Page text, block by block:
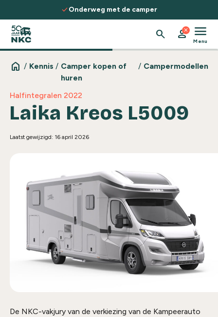
Spring naar de inhoudOnderweg met de camper
search person
close menu
Menu
home / Kennis / Camper kopen of
huren
/ Campermodellen
Halfintegralen 2022
Laika Kreos L5009
Laatst gewijzigd: 16 april 2026
De NKC-vakjury van de verkiezing van de Kampeerauto